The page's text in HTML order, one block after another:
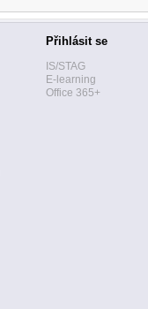
Přihlásit se
IS/STAG
E-learning
Office 365+